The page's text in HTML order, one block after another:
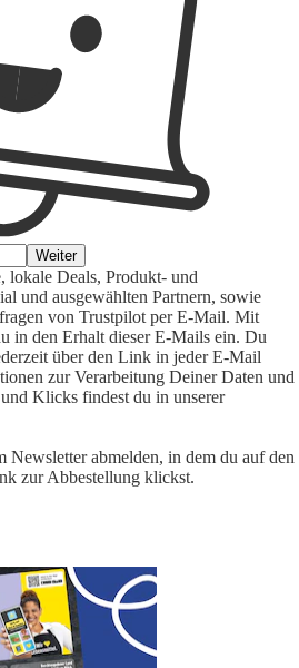
Weiter
lokale Deals, Produkt- und
und ausgewählten Partnern, sowie
von Trustpilot per E-Mail. Mit
in den Erhalt dieser E-Mails ein. Du
über den Link in jeder E-Mail
zur Verarbeitung Deiner Daten und
Klicks findest du in unserer
Newsletter abmelden, in dem du auf den
zur Abbestellung klickst.